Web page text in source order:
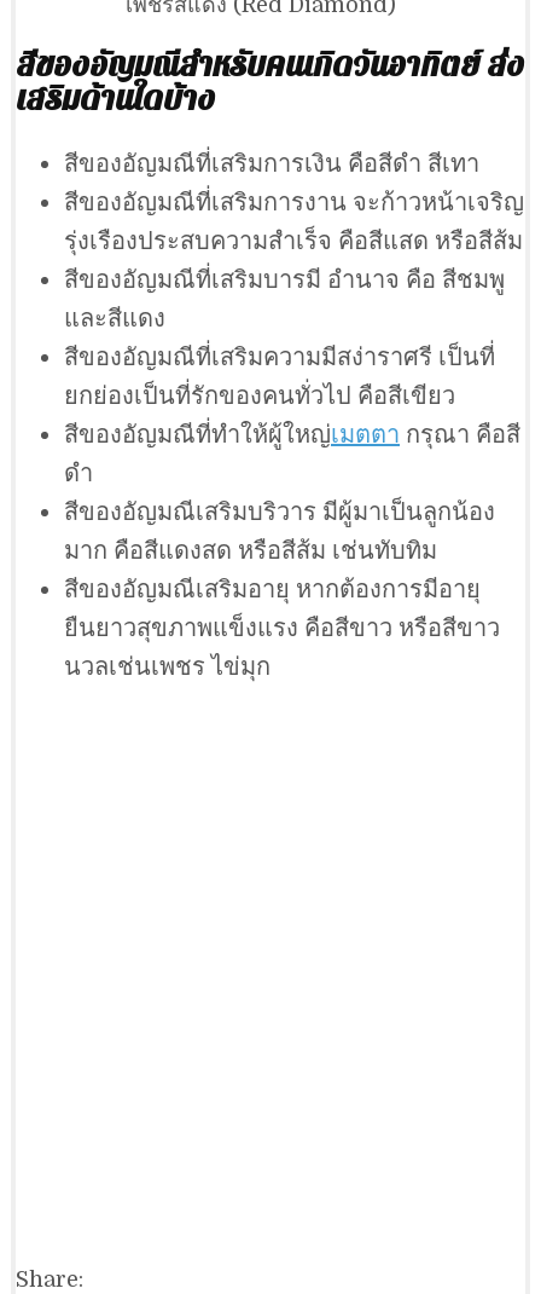
สีของอัญมณีสำหรับคนเกิดวันอาทิตย์ ส่ง
เสริมด้านใดบ้าง
สีของอัญมณีที่เสริมการเงิน คือสีดำ สีเทา
สีของอัญมณีที่เสริมการงาน จะก้าวหน้าเจริญ
รุ่งเรืองประสบความสำเร็จ คือสีแสด หรือสีส้ม
สีของอัญมณีที่เสริมบารมี อำนาจ คือ สีชมพู
และสีแดง
สีของอัญมณีที่เสริมความมีสง่าราศรี เป็นที่
ยกย่องเป็นที่รักของคนทั่วไป คือสีเขียว
สีของอัญมณีที่ทำให้ผู้ใหญ่เมตตา กรุณา คือสี
ดำ
สีของอัญมณีเสริมบริวาร มีผู้มาเป็นลูกน้อง
มาก คือสีแดงสด หรือสีส้ม เช่นทับทิม
สีของอัญมณีเสริมอายุ หากต้องการมีอายุ
ยืนยาวสุขภาพแข็งแรง คือสีขาว หรือสีขาว
นวลเช่นเพชร ไข่มุก
Share: